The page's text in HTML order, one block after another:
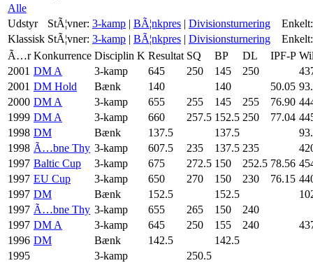
Alle
Udstyr
StÃ¦vner: 3-kamp | BÃ¦nkpres | Divisionsturnering
Enkelt:
Klassisk StÃ¦vner: 3-kamp | BÃ¦nkpres | Divisionsturnering
Enkelt:
Ã…r Konkurrence Disciplin K Resultat SQ BP DL IPF-P
2001 DM A 3-kamp 645 250 145 250
2001 DM Hold Bænk 140 140 50.05
2000 DM A 3-kamp 655 255 145 255 76.90
1999 DM A 3-kamp 660 257.5 152.5 250 77.04
1998 DM Bænk 137.5 137.5
1998 Ã…bne Thy 3-kamp 607.5 235 137.5 235
1997 Baltic Cup 3-kamp 675 272.5 150 252.5 78.56
1997 EU Cup 3-kamp 650 270 150 230 76.15
1997 DM Bænk 152.5 152.5
1997 Ã…bne Thy 3-kamp 655 265 150
240
1997 DM A 3-kamp 645 250 155 240
1996 DM Bænk 142.5
142.5
1995
3-kamp
250.5